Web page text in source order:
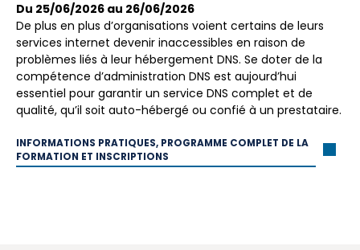
Du 25/06/2026 au 26/06/2026
De plus en plus d’organisations voient certains de leurs
services internet devenir inaccessibles en raison de
problèmes liés à leur hébergement DNS. Se doter de la
compétence d’administration DNS est aujourd’hui
essentiel pour garantir un service DNS complet et de
qualité, qu’il soit auto-hébergé ou confié à un prestataire.
INFORMATIONS PRATIQUES, PROGRAMME COMPLET DE LA
FORMATION ET INSCRIPTIONS